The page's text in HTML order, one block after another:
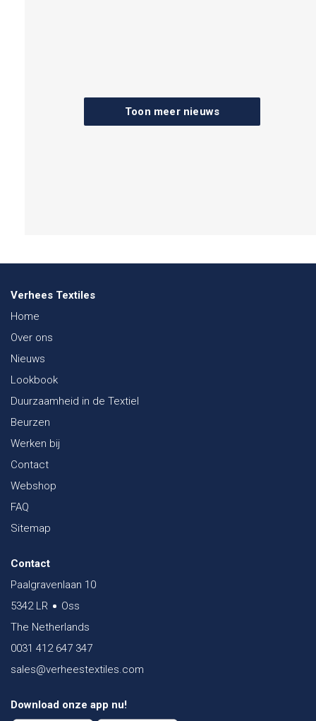
Toon meer nieuws
Verhees Textiles
Home
Over ons
Nieuws
Lookbook
Duurzaamheid in de Textiel
Beurzen
Werken bij
Contact
Webshop
FAQ
Sitemap
Contact
Paalgravenlaan 10
5342 LR
Oss
The Netherlands
0031 412 647 347
sales@verheestextiles.com
Download onze app nu!